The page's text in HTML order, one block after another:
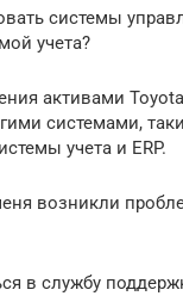
системы
учета?
активами
системами,
учета и ERP.
возникли
в службу